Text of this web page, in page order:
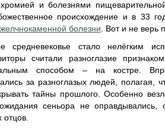
и болезнями
происхождение и в 33
желчнокаменной болезни . Вот и не верь
средневековье стало нелёгким
считали разноглазие
способом – на костре.
за разноглазых людей, полагая,
тайны прошлого. Особенно
сеньора не
отцов.